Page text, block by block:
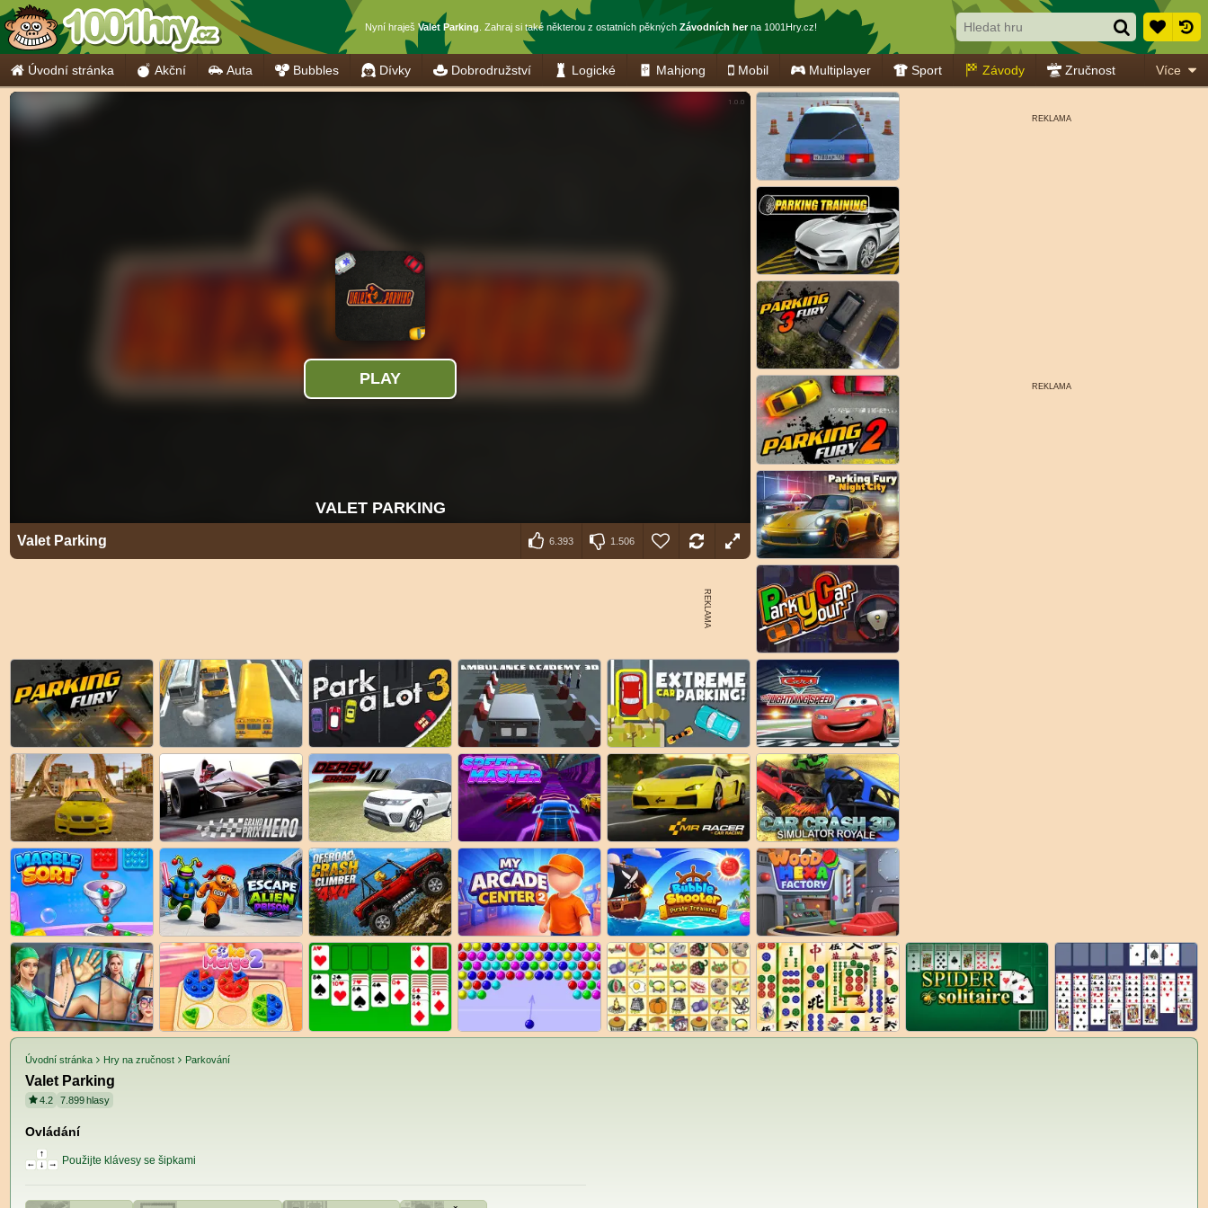
Nyní hraješ Valet Parking . Zahraj si také některou z ostatních pěkných Závodních herna 1001Hry.cz!
Úvodní stránka Akční Auta Bubbles Dívky Dobrodružství Logické Mahjong Mobil Multiplayer Sport Závody Zručnost Více
Valet Parking 6.393 1.506
Úvodní stránka Hry na zručnost Parkování
Valet Parking
4.2 7.899hlasy
Ovládání
Použijte klávesy se šipkami